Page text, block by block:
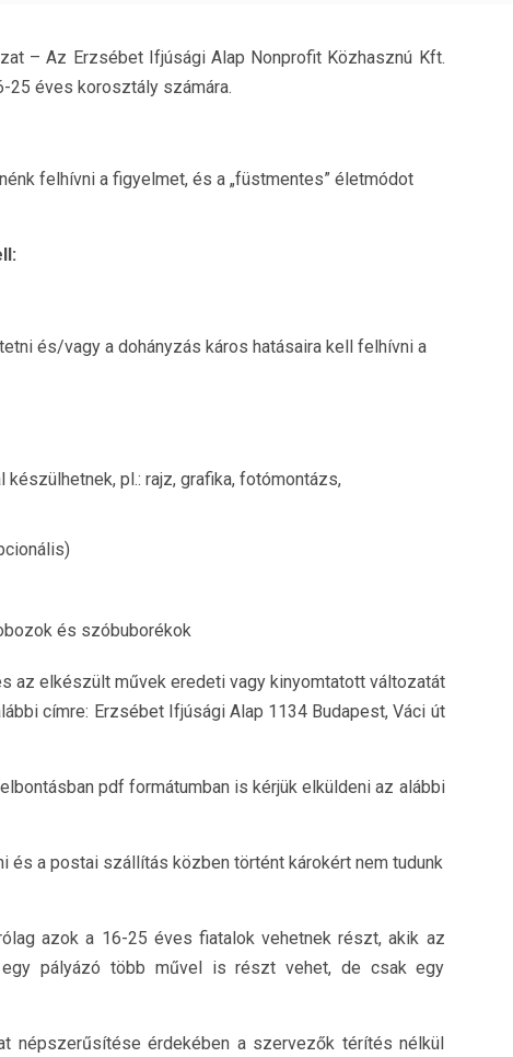
– Az Erzsébet Ifjúsági Alap Nonprofit Közhasznú Kft.
25 éves korosztály számára.
felhívni a figyelmet, és a „füstmentes” életmódot
és/vagy a dohányzás káros hatásaira kell felhívni a
pl.: rajz, grafika, fotómontázs,
és szóbuborékok
az elkészült művek eredeti vagy kinyomtatott változatát
címre: Erzsébet Ifjúsági Alap 1134 Budapest, Váci út
pdf formátumban is kérjük elküldeni az alábbi
és a postai szállítás közben történt károkért nem tudunk
azok a 16-25 éves fiatalok vehetnek részt, akik az
egy pályázó több művel is részt vehet, de csak egy
népszerűsítése érdekében a szervezők térítés nélkül